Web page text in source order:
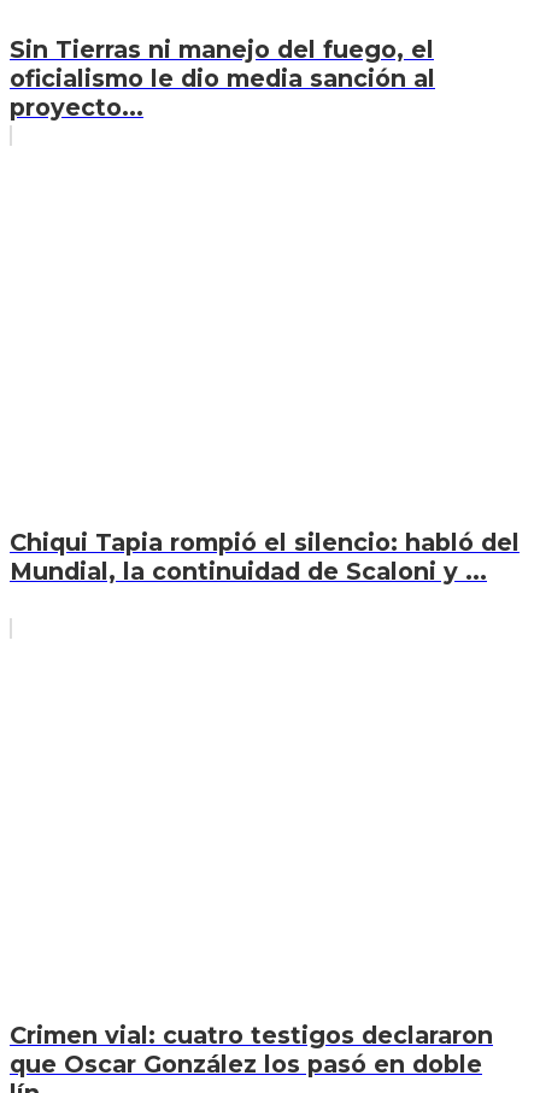
Sin Tierras ni manejo del fuego, el
oficialismo le dio media sanción al
proyecto...
Chiqui Tapia rompió el silencio: habló del
Mundial, la continuidad de Scaloni y ...
Crimen vial: cuatro testigos declararon
que Oscar González los pasó en doble